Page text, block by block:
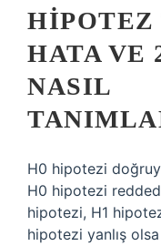
HIPOTEZ
HATA VE
NASIL
H0 hipotezi
H0 hipotezi
hipotezi, H1
hipotezi yanlış